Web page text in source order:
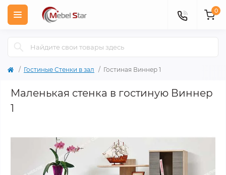
0
Гостиные Стенки в зал Гостиная Виннер 1
Маленькая стенка в гостиную Виннер
1